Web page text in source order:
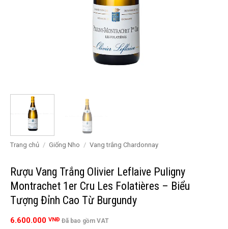
Trang chủ / Giống Nho / Vang trắng Chardonnay
Rượu Vang Trắng Olivier Leflaive Puligny
Montrachet 1er Cru Les Folatières – Biểu
Tượng Đỉnh Cao Từ Burgundy
6.600.000 VNĐ Đã bao gồm VAT